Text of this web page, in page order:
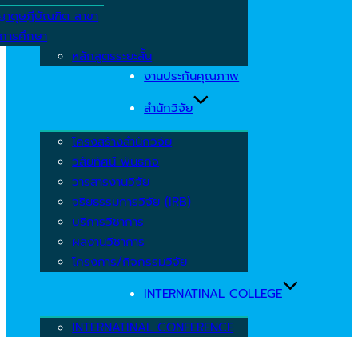
ดุษฎีบัณฑิต สาขา
ารศึกษา
หลักสูตรระยะสั้น
งานประกันคุณภาพ
สำนักวิจัย
โครงสร้างสำนักวิจัย
วิสัยทัศน์ พันธกิจ
วารสารงานวิจัย
จริยธรรมการวิจัย (IRB)
บริการวิชาการ
ผลงานวิชาการ
โครงการ/กิจกรรมวิจัย
INTERNATINAL COLLEGE
INTERNATINAL CONFERENCE